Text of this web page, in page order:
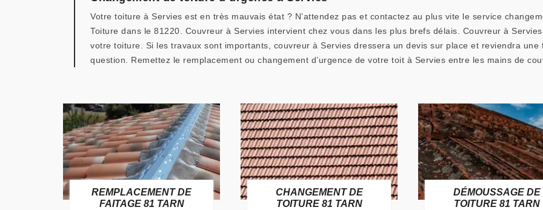
Votre toiture à Servies est en très mauvais état ? N’attendez pas et contactez au plus vite le service
Toiture dans le 81220. Couvreur à Servies intervient chez vous dans les plus brefs délais. Couvreur à
votre toiture. Si les travaux sont importants, couvreur à Servies dressera un devis sur place et reviendra
question. Remettez le remplacement ou changement d’urgence de votre toit à Servies entre les mains de
REMPLACEMENT DE
FAITAGE 81 TARN
CHANGEMENT DE
TOITURE 81 TARN
DÉMOUSSAGE DE
TOITURE 81 TARN